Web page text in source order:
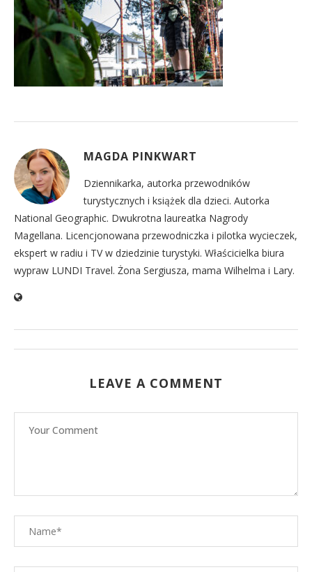
MAGDA PINKWART
Dziennikarka, autorka przewodników
turystycznych i książek dla dzieci. Autorka
National Geographic. Dwukrotna laureatka Nagrody
Magellana. Licencjonowana przewodniczka i pilotka wycieczek,
ekspert w radiu i TV w dziedzinie turystyki. Właścicielka biura
wypraw LUNDI Travel. Żona Sergiusza, mama Wilhelma i Lary.
LEAVE A COMMENT